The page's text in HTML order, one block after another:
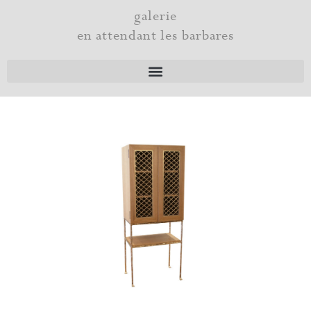
galerie
en attendant les barbares